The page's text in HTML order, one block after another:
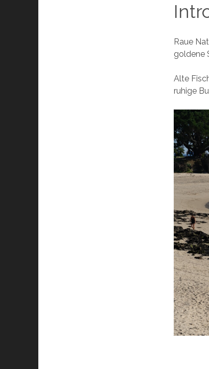
Raue
goldene
Alte
ruhige